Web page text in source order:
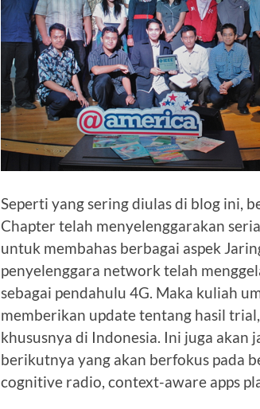
Seperti yang sering diulas di blog ini,
Chapter telah menyelenggarakan
untuk membahas berbagai aspek
penyelenggara network telah
sebagai pendahulu 4G. Maka kuliah
memberikan update tentang hasil
khususnya di Indonesia. Ini juga akan
berikutnya yang akan berfokus pada
cognitive radio, context-aware apps